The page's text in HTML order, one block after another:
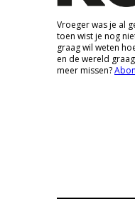
Vroeger was je al
toen wist je nog
graag wil weten
en de wereld
meer missen?